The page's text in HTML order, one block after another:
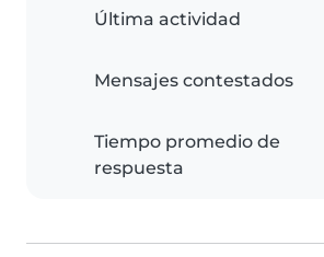
Última actividad
Mensajes contestados
Tiempo promedio de
respuesta